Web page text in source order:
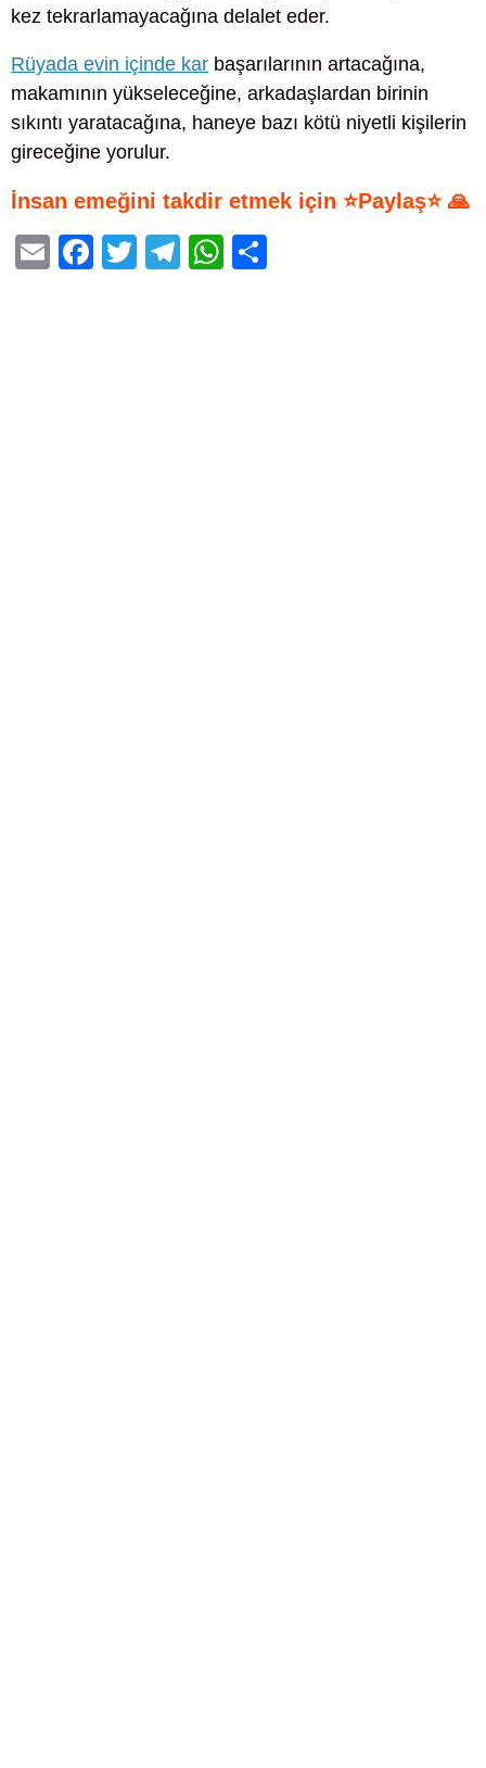
kez tekrarlamayacağına delalet eder.
Rüyada evin içinde kar başarılarının artacağına,
makamının yükseleceğine, arkadaşlardan birinin
sıkıntı yaratacağına, haneye bazı kötü niyetli kişilerin
gireceğine yorulur.
İnsan emeğini takdir etmek için ⭐Paylaş⭐ 🙏
E
F
T
T
W